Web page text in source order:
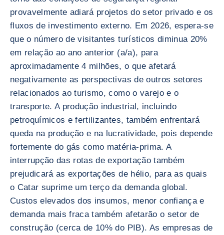
provavelmente adiará projetos do setor privado e os
fluxos de investimento externo. Em 2026, espera-se
que o número de visitantes turísticos diminua 20%
em relação ao ano anterior (a/a), para
aproximadamente 4 milhões, o que afetará
negativamente as perspectivas de outros setores
relacionados ao turismo, como o varejo e o
transporte. A produção industrial, incluindo
petroquímicos e fertilizantes, também enfrentará
queda na produção e na lucratividade, pois depende
fortemente do gás como matéria-prima. A
interrupção das rotas de exportação também
prejudicará as exportações de hélio, para as quais
o Catar suprime um terço da demanda global.
Custos elevados dos insumos, menor confiança e
demanda mais fraca também afetarão o setor de
construção (cerca de 10% do PIB). As empresas de